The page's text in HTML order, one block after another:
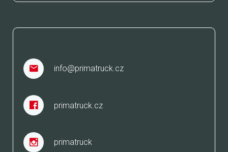
info@primatruck.cz
primatruck.cz
primatruck